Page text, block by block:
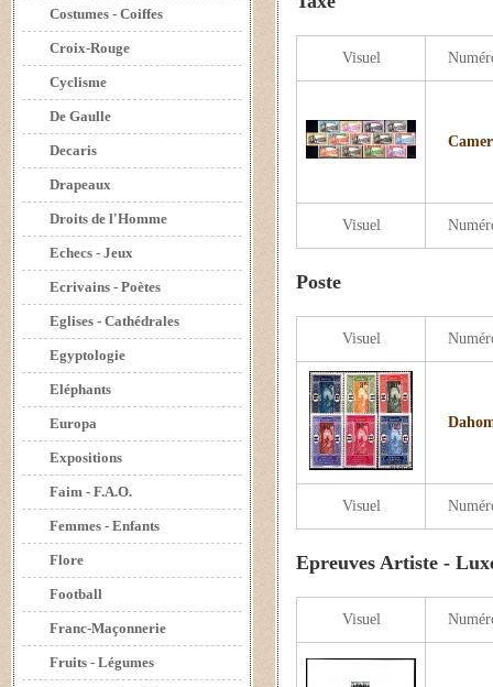
Costumes - Coiffes
Croix-Rouge
Cyclisme
De Gaulle
Decaris
Drapeaux
Droits de l'Homme
Echecs - Jeux
Ecrivains - Poètes
Eglises - Cathédrales
Egyptologie
Eléphants
Europa
Expositions
Faim - F.A.O.
Femmes - Enfants
Flore
Football
Franc-Maçonnerie
Fruits - Légumes
Visuel
Visuel
Poste
Visuel
Visuel
Epreuves Artiste -
Visuel